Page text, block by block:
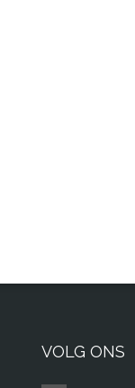
VOLG ONS